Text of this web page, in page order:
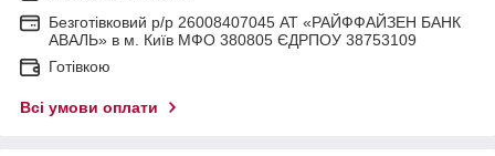
Безготівковий р/р 26008407045 АТ «РАЙФФАЙЗЕН БАНК
АВАЛЬ» в м. Київ МФО 380805 ЄДРПОУ 38753109
Готівкою
Всі умови оплати